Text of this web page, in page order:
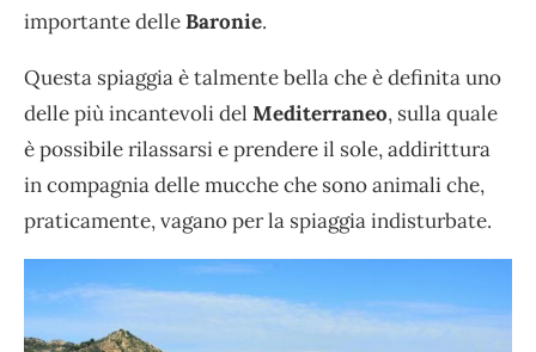
importante delleBaronie.
Questa spiaggia è talmente bella che è definita uno
delle più incantevoli del Mediterraneo, sulla quale
è possibile rilassarsi e prendere il sole, addirittura
in compagnia delle mucche che sono animali che,
praticamente, vagano per la spiaggia indisturbate.